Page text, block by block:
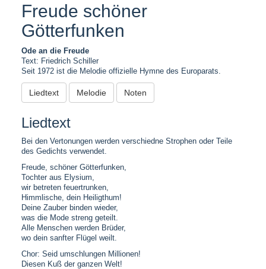
Freude schöner
Götterfunken
Ode an die Freude
Text: Friedrich Schiller
Seit 1972 ist die Melodie offizielle Hymne des Europarats.
Liedtext Melodie Noten
Liedtext
Bei den Vertonungen werden verschiedne Strophen oder Teile
des Gedichts verwendet.
Freude, schöner Götterfunken,
Tochter aus Elysium,
wir betreten feuertrunken,
Himmlische, dein Heiligthum!
Deine Zauber binden wieder,
was die Mode streng geteilt.
Alle Menschen werden Brüder,
wo dein sanfter Flügel weilt.
Chor: Seid umschlungen Millionen!
Diesen Kuß der ganzen Welt!